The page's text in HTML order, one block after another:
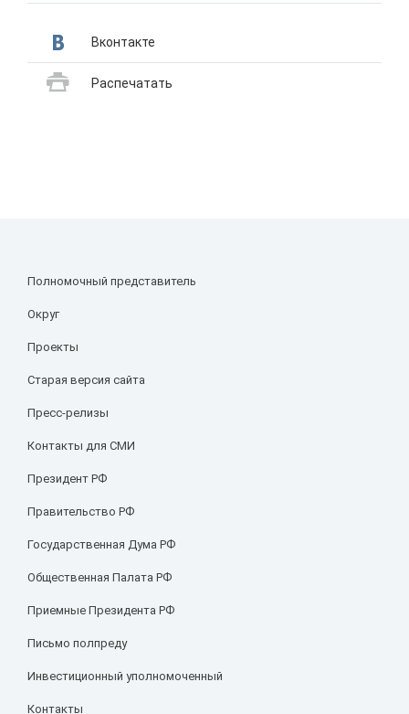
Вконтакте
Распечатать
Полномочный представитель
Округ
Проекты
Старая версия сайта
Пресс-релизы
Контакты для СМИ
Президент РФ
Правительство РФ
Государственная Дума РФ
Общественная Палата РФ
Приемные Президента РФ
Письмо полпреду
Инвестиционный уполномоченный
Контакты